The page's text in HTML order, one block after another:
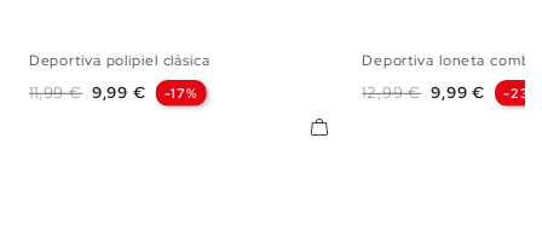
39 40 41
Deportiva polipiel clásica
Precio base
11,99 € Precio
9,99 € -17%
39
Deportiva loneta
Precio base
12,99 € Precio
9,99 € -23%